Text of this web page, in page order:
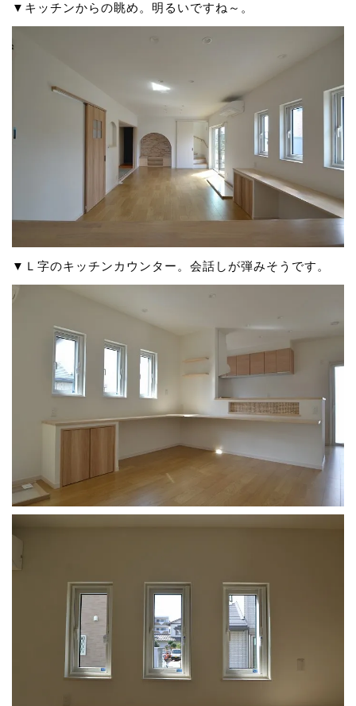
▼キッチンからの眺め。明るいですね～。
▼Ｌ字のキッチンカウンター。会話しが弾みそうです。